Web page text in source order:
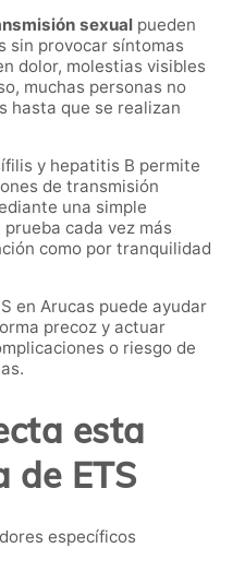
sexual pueden
sin provocar síntomas
dolor, molestias visibles
muchas personas no
hasta que se realizan
y hepatitis B permite
de transmisión
una simple
cada vez más
como por tranquilidad
en Arucas puede ayudar
precoz y actuar
o riesgo de
esta
de ETS
específicos